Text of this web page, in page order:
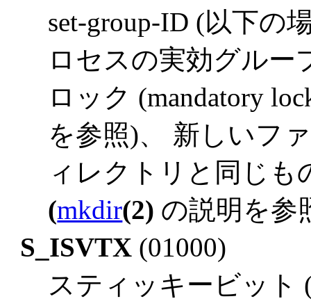
set-group-ID (以下の
ロセスの実効グルー
ロック (mandatory
を参照)、 新しいフ
ィレクトリと同じも
(mkdir(2) の説明を参
S_ISVTX (01000)
スティッキービット